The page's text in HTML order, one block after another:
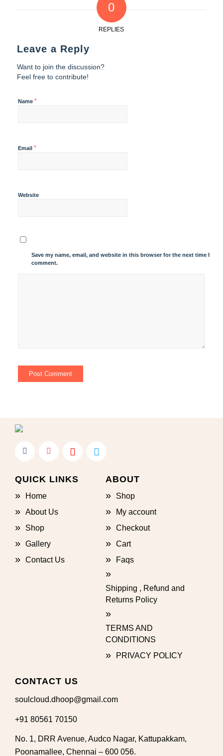
0
REPLIES
Leave a Reply
Want to join the discussion?
Feel free to contribute!
Name *
Email *
Website
Save my name, email, and website in this browser for the next time I
comment.
QUICK LINKS
Home
About Us
Shop
Gallery
Contact Us
ABOUT
Shop
My account
Checkout
Cart
Faqs
Shipping , Refund and
Returns Policy
TERMS AND
CONDITIONS
PRIVACY POLICY
CONTACT US
soulcloud.dhoop@gmail.com
+91 80561 70150
No. 1, DRR Avenue, Audco Nagar, Kattupakkam,
Poonamallee, Chennai – 600 056.